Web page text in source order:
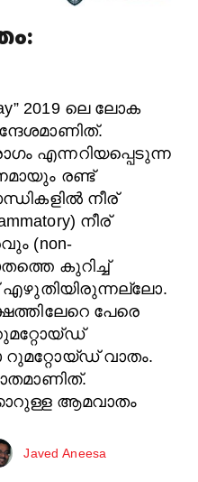
2019 ലെ ലോക
എന്നറിയപ്പെടുന്ന
രണ്ട്
നീര്
നീര്
(non-
കുറിച്ച്
പേരെ
വാതം.
ആമവാതം
Javed Aneesa